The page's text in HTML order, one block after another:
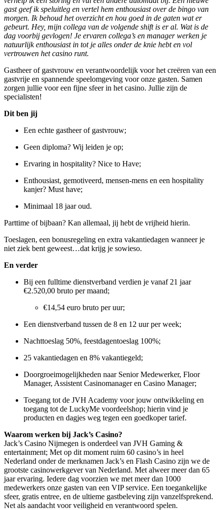
gast geef ik speluitleg en vertel hem enthousiast over de bingo van
morgen. Ik behoud het overzicht en hou goed in de gaten wat er
gebeurt. Hey, mijn collega van de volgende shift is er al. Wat is de
dag voorbij gevlogen! Je ervaren collega’s en manager werken je
natuurlijk enthousiast in tot je alles onder de knie hebt en vol
vertrouwen het casino runt.
Gastheer of gastvrouw en verantwoordelijk voor het creëren van een
gastvrije en spannende speelomgeving voor onze gasten. Samen
zorgen jullie voor een fijne sfeer in het casino. Jullie zijn de
specialisten!
Dit ben jij
Een echte gastheer of gastvrouw;
Geen diploma? Wij leiden je op;
Ervaring in hospitality? Nice to Have;
Enthousiast, gemotiveerd, mensen-mens en een hospitality
kanjer? Must have;
Minimaal 18 jaar oud.
Parttime of bijbaan? Kan allemaal, jij hebt de vrijheid hierin.
Toeslagen, een bonusregeling en extra vakantiedagen wanneer je
niet ziek bent geweest…dat krijg je sowieso.
En verder
Bij een fulltime dienstverband verdien je vanaf 21 jaar
€2.520,00 bruto per maand;
€14,54 euro bruto per uur;
Een dienstverband tussen de 8 en 12 uur per week;
Nachttoeslag 50%, feestdagentoeslag 100%;
25 vakantiedagen en 8% vakantiegeld;
Doorgroeimogelijkheden naar Senior Medewerker, Floor
Manager, Assistent Casinomanager en Casino Manager;
Toegang tot de JVH Academy voor jouw ontwikkeling en
toegang tot de LuckyMe voordeelshop; hierin vind je
producten en dagjes weg tegen een goedkoper tarief.
Waarom werken bij Jack’s Casino?
Jack’s Casino Nijmegen is onderdeel van JVH Gaming &
entertainment; Met op dit moment ruim 60 casino’s in heel
Nederland onder de merknamen Jack’s en Flash Casino zijn we de
grootste casinowerkgever van Nederland. Met alweer meer dan 65
jaar ervaring. Iedere dag voorzien we met meer dan 1000
medewerkers onze gasten van een VIP service. Een toegankelijke
sfeer, gratis entree, en de ultieme gastbeleving zijn vanzelfsprekend.
Net als aandacht voor veiligheid en verantwoord spelen.